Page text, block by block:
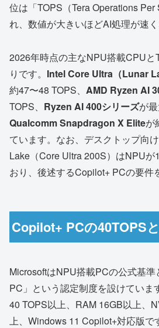
位は「TOPS（Tera Operations Per
れ、数値が大きいほどAI処理が速く
2026年時点の主なNPU搭載CPUと
りです。 Intel Core Ultra（Lunar
約47〜48 TOPS、 AMD Ryzen AI
TOPS、 Ryzen AI 400シリーズが最
Qualcomm Snapdragon X Eliteが
ています。なお、デスクトップ向
Lake（Core Ultra 200S）はNPUが
おり、後述するCopilot+ PCの要件
Copilot+ PCの40TOPS
MicrosoftはNPU搭載PCの公式基
PC」という認定制度を設けていま
40 TOPS以上、RAM 16GB以上、
上、Windows 11 Copilot+対応版で